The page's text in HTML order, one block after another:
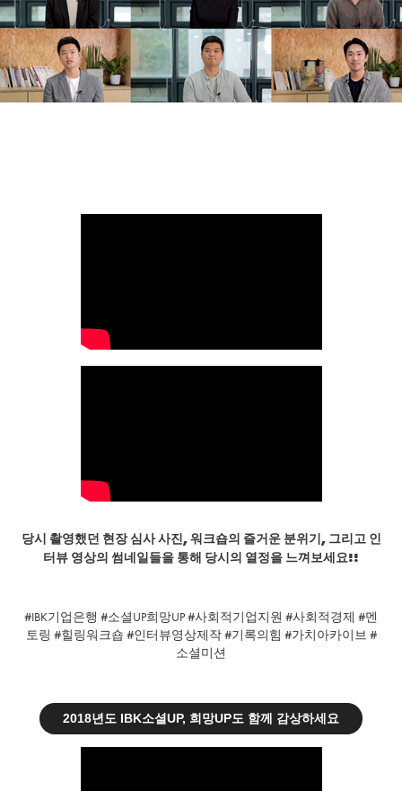
당시 촬영했던 현장 심사 사진, 워크숍의 즐거운 분위기, 그리고 인
터뷰 영상의 썸네일들을 통해 당시의 열정을 느껴보세요!!
#IBK기업은행 #소셜UP희망UP #사회적기업지원 #사회적경제 #멘
토링 #힐링워크숍 #인터뷰영상제작 #기록의힘 #가치아카이브 #
소셜미션
2018년도 IBK소셜UP, 희망UP도 함께 감상하세요